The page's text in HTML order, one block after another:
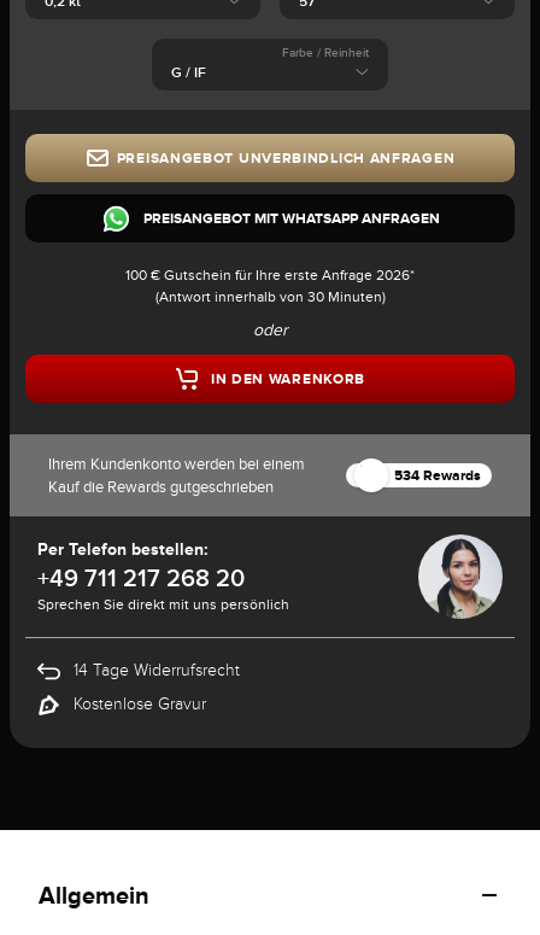
Farbe / Reinheit
PREISANGEBOT UNVERBINDLICH ANFRAGEN
PREISANGEBOT MIT WHATSAPP ANFRAGEN
100 € Gutschein für Ihre erste Anfrage 2026*
(Antwort innerhalb von 30 Minuten)
oder
IN DEN WARENKORB
Ihrem Kundenkonto werden bei einem
Kauf die Rewards gutgeschrieben
534 Rewards
Per Telefon bestellen:
+49 711 217 268 20
Sprechen Sie direkt mit uns persönlich
14 Tage Widerrufsrecht
Kostenlose Gravur
Allgemein